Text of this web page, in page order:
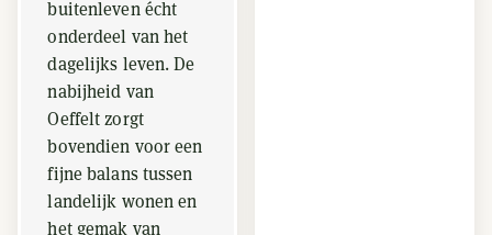
buitenleven écht
onderdeel van het
dagelijks leven. De
nabijheid van
Oeffelt zorgt
bovendien voor een
fijne balans tussen
landelijk wonen en
het gemak van